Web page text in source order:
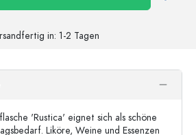
in: 1-2 Tagen
'Rustica' eignet sich als schöne
Liköre, Weine und Essenzen